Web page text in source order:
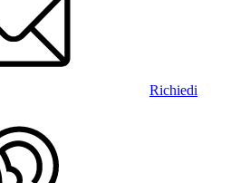
Richiedi